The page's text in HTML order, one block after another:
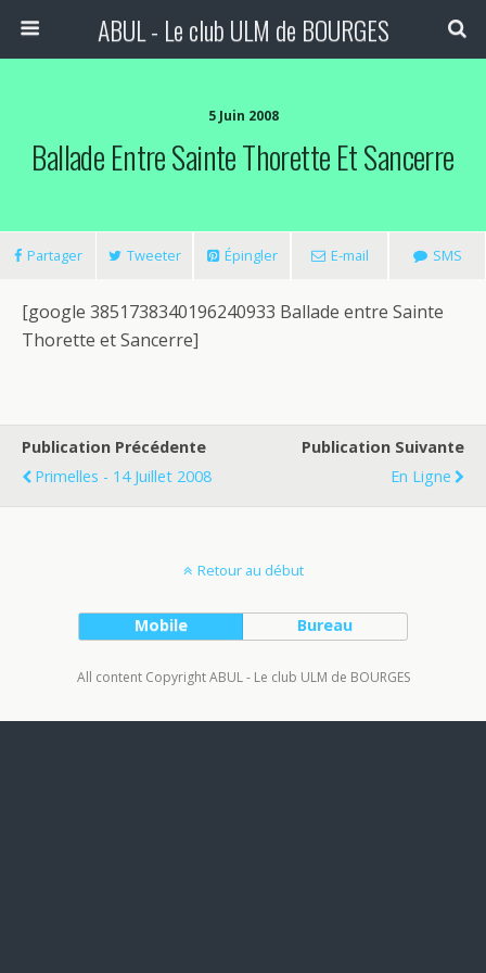
ABUL - Le club ULM de BOURGES
5 Juin 2008
Ballade Entre Sainte Thorette Et Sancerre
Partager Tweeter Épingler E-mail SMS
[google 3851738340196240933 Ballade entre Sainte
Thorette et Sancerre]
Publication Précédente
Primelles - 14 Juillet 2008
Publication Suivante
En Ligne
Retour au début
Mobile Bureau
All content Copyright ABUL - Le club ULM de BOURGES